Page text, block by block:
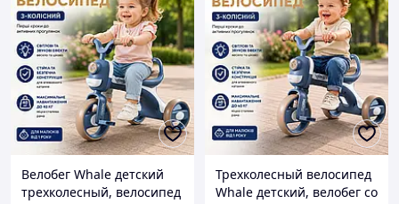
Велобег Whale детский
трехколесный, велосипед
Трехколесный велосипед
Whale детский, велобег со